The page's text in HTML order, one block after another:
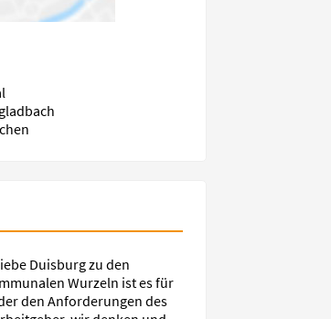
Duisburg zu den
Wurzeln ist es für
den Anforderungen des